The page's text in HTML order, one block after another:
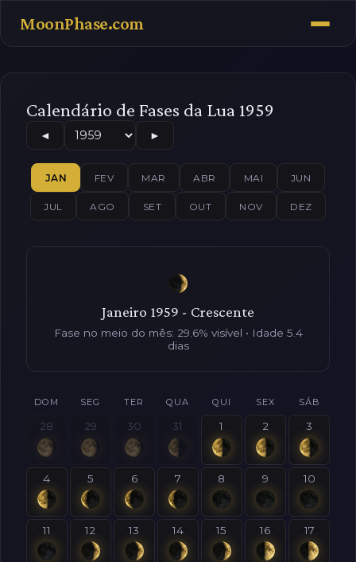
MoonPhase.com
Calendário de Fases da Lua 1959
◄ ►
JAN FEV MAR ABR MAI JUN
JUL AGO SET OUT NOV DEZ
Janeiro 1959 - Crescente
Fase no meio do mês: 29.6% visível • Idade 5.4
dias
DOM SEG TER QUA QUI SEX SÁB
28 29 30 31 1 2 3
4 5 6 7 8 9 10
11 12 13 14 15 16 17